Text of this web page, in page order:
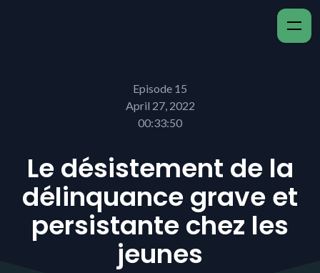
Episode 15
April 27, 2022
00:33:50
Le désistement de la
délinquance grave et
persistante chez les
jeunes